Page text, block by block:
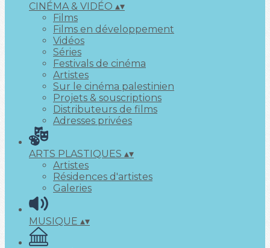
CINÉMA & VIDÉO ▴▾
Films
Films en développement
Vidéos
Séries
Festivals de cinéma
Artistes
Sur le cinéma palestinien
Projets & souscriptions
Distributeurs de films
Adresses privées
ARTS PLASTIQUES ▴▾
Artistes
Résidences d'artistes
Galeries
MUSIQUE ▴▾